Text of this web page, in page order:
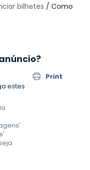
bilhetes / Como
Print
estes